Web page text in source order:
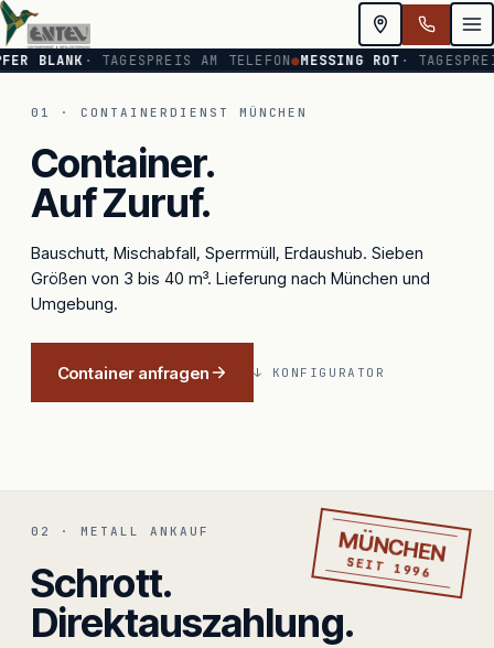
BLANK· TAGESPREIS AM TELEFON●MESSING ROT·
BIS
01 · CONTAINERDIENST MÜNCHEN
Container.
Auf Zuruf.
Bauschutt, Mischabfall, Sperrmüll, Erdaushub. Sieben
Größen von 3 bis 40 m³. Lieferung nach München und
Umgebung.
Container anfragen ↓ KONFIGURATOR
LERCHENSTR.
REIHE
MÜNCHEN
MÜNCHEN
SEIT 1996
02 · METALL ANKAUF
Schrott.
Direktauszahlung.